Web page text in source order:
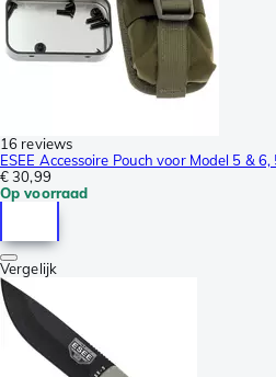
16 reviews
ESEE Accessoire Pouch voor Model 5 &
€ 30,99
Op voorraad
Vergelijk